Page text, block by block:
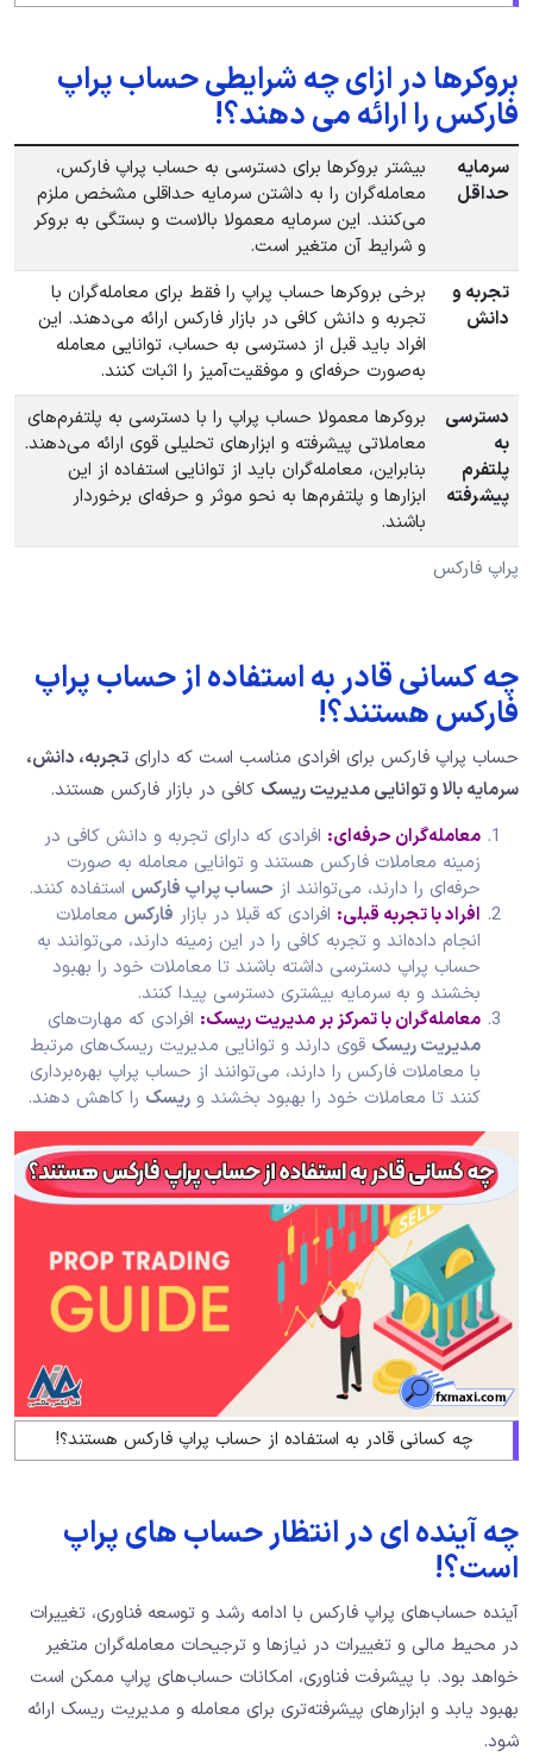
بروکرها در ازای چه شرایطی حساب پراپ
فارکس را ارائه می دهند؟!
پراپ فارکس
سرمایه
حداقل
بیشتر بروکرها برای دسترسی به حساب پراپ فارکس،
معامله‌گران را به داشتن سرمایه حداقلی مشخص ملزم
می‌کنند. این سرمایه معمولا بالاست و بستگی به بروکر
و شرایط آن متغیر است.
تجربه و
دانش
برخی بروکرها حساب پراپ را فقط برای معامله‌گران با
تجربه و دانش کافی در بازار فارکس ارائه می‌دهند. این
افراد باید قبل از دسترسی به حساب، توانایی معامله
به‌صورت حرفه‌ای و موفقیت‌آمیز را اثبات کنند.
دسترسی
به
پلتفرم
پیشرفته
بروکرها معمولا حساب پراپ را با دسترسی به پلتفرم‌های
معاملاتی پیشرفته و ابزارهای تحلیلی قوی ارائه می‌دهند.
بنابراین، معامله‌گران باید از توانایی استفاده از این
ابزارها و پلتفرم‌ها به نحو موثر و حرفه‌ای برخوردار
باشند.
چه کسانی قادر به استفاده از حساب پراپ
فارکس هستند؟!
حساب پراپ فارکس برای افرادی مناسب است که دارای تجربه، دانش،
سرمایه بالا و توانایی مدیریت ریسک کافی در بازار فارکس هستند.
معامله‌گران حرفه‌ای: افرادی که دارای تجربه و دانش کافی در
زمینه معاملات فارکس هستند و توانایی معامله به صورت
حرفه‌ای را دارند، می‌توانند از حساب پراپ فارکس استفاده کنند.
افراد با تجربه قبلی: افرادی که قبلا در بازار فارکس معاملات
انجام داده‌اند و تجربه کافی را در این زمینه دارند، می‌توانند به
حساب پراپ دسترسی داشته باشند تا معاملات خود را بهبود
بخشند و به سرمایه بیشتری دسترسی پیدا کنند.
معامله‌گران با تمرکز بر مدیریت ریسک: افرادی که مهارت‌های
مدیریت ریسک قوی دارند و توانایی مدیریت ریسک‌های مرتبط
با معاملات فارکس را دارند، می‌توانند از حساب پراپ بهره‌برداری
کنند تا معاملات خود را بهبود بخشند و ریسک را کاهش دهند.
چه کسانی قادر به استفاده از حساب پراپ فارکس هستند؟!
چه آینده ای در انتظار حساب های پراپ
است؟!
آینده حساب‌های پراپ فارکس با ادامه رشد و توسعه فناوری، تغییرات
در محیط مالی و تغییرات در نیازها و ترجیحات معامله‌گران متغیر
خواهد بود. با پیشرفت فناوری، امکانات حساب‌های پراپ ممکن است
بهبود یابد و ابزارهای پیشرفته‌تری برای معامله و مدیریت ریسک ارائه
شود.